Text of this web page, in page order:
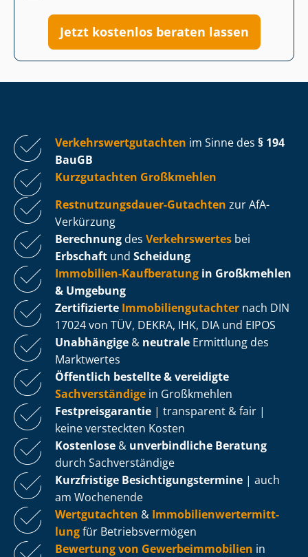
Jetzt kostenlos beraten lassen
Ver­kehrs­wert­gut­ach­ten im Sinne des § 194
BauGB
Kurzgutachten Großkmehlen
Rest­nut­zungs­dau­er-Gutachten zur AfA-
Verkürzung
Berechnung des Verkehrswertes bei
Erbschaft und Scheidung
Immobilien-Kaufberatung in Großkmehlen
& Umgebung
Zertifizierte Im­mo­bi­li­en­gut­ach­ter nach DIN
17024 von TÜV, DEKRA, IHK, DIA und EIPOS
Unabhängige & neutrale Ermittlung des
Marktwertes
Öffentlich bestellte & vereidigte
Sachverständige in Großkmehlen
Fest­preis­ga­ran­tie | transparent & fair |
keine versteckten Kosten
Kostenlose & unverbindliche Beratung
durch Sachverständige
Kurzfristige Be­sich­ti­gungs­ter­mi­ne | auch
am Wochenende
Wertgutachten & Im­mo­bi­li­en­wert­ermitt­
lungfür Be­triebs­ver­mö­gen
Bewertung von Ge­wer­be­im­mo­bi­li­en in